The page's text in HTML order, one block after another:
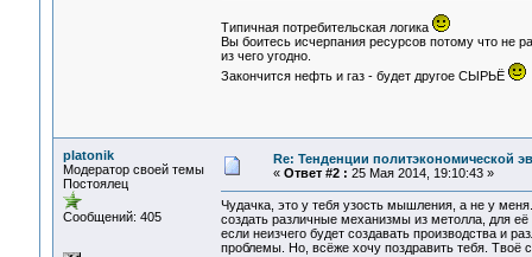
Типичная потребительская логика
Вы боитесь исчерпания ресурсов потому что не
из чего угодно.
Закончится нефть и газ - будет другое СЫРЬЁ
platonik
Модератор своей темы
Постоялец
Сообщений: 405
Re: Тенденции политэкономической
« Ответ #2 : 25 Мая 2014, 19:10:43 »
Чудачка, это у тебя узость мышления, а не у
создать различные механизмы из метолла, для её
если неизчего будет создавать производства и
проблемы. Но, всёже хочу поздравить тебя. Твоё